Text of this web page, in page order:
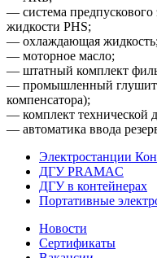
— система
жидкости PHS;
— охлаждающая жидкость;
— моторное масло;
— штатный комплект
— промышленный
компенсатора);
— комплект технической
— автоматика ввода
Электростанции
ДГУ PRAMAC
ДГУ в контейнерах
Портативные
Новости
Сертификаты